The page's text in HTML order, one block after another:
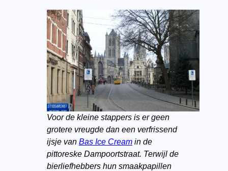
Voor de kleine stappers is er geen
grotere vreugde dan een verfrissend
ijsje van Bas Ice Creamin de
pittoreske Dampoortstraat. Terwijl de
bierliefhebbers hun smaakpapillen